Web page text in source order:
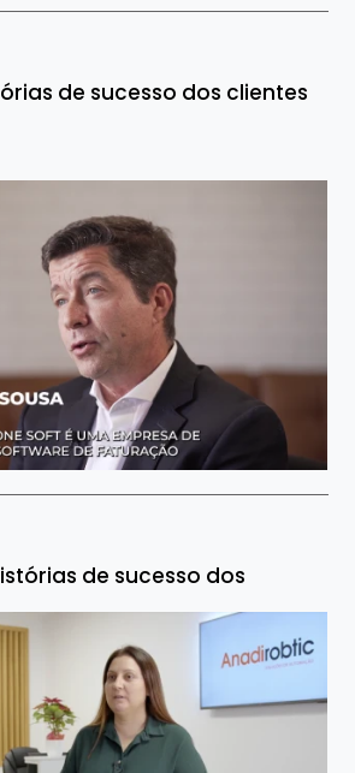
de sucesso dos clientes
de sucesso dos